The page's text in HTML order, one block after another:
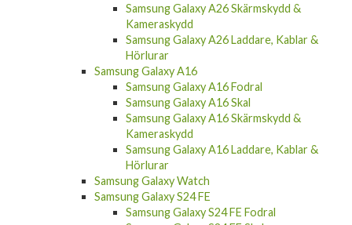
Samsung Galaxy A26 Skärmskydd &
Kameraskydd
Samsung Galaxy A26 Laddare, Kablar &
Hörlurar
Samsung Galaxy A16
Samsung Galaxy A16 Fodral
Samsung Galaxy A16 Skal
Samsung Galaxy A16 Skärmskydd &
Kameraskydd
Samsung Galaxy A16 Laddare, Kablar &
Hörlurar
Samsung Galaxy Watch
Samsung Galaxy S24 FE
Samsung Galaxy S24 FE Fodral